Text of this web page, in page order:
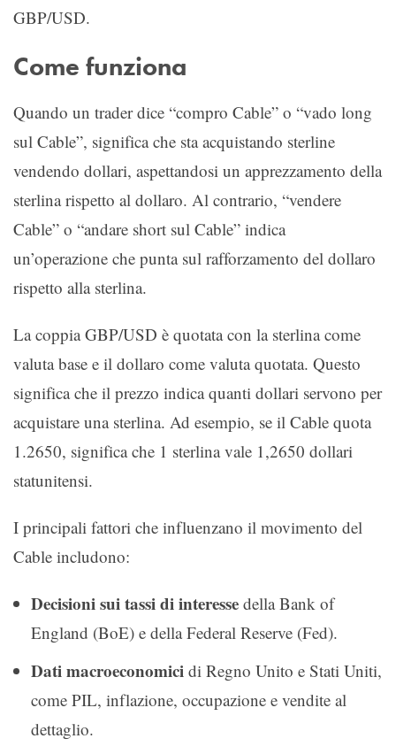
GBP/USD.
Come funziona
Quando un trader dice “compro Cable” o “vado long
sul Cable”, significa che sta acquistando sterline
vendendo dollari, aspettandosi un apprezzamento della
sterlina rispetto al dollaro. Al contrario, “vendere
Cable” o “andare short sul Cable” indica
un’operazione che punta sul rafforzamento del dollaro
rispetto alla sterlina.
La coppia GBP/USD è quotata con la sterlina come
valuta base e il dollaro come valuta quotata. Questo
significa che il prezzo indica quanti dollari servono per
acquistare una sterlina. Ad esempio, se il Cable quota
1.2650, significa che 1 sterlina vale 1,2650 dollari
statunitensi.
I principali fattori che influenzano il movimento del
Cable includono:
Decisioni sui tassi di interesse della Bank of
England (BoE) e della Federal Reserve (Fed).
Dati macroeconomici di Regno Unito e Stati Uniti,
come PIL, inflazione, occupazione e vendite al
dettaglio.